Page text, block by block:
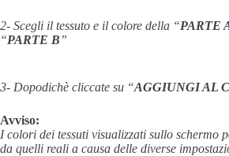
2- Scegli il tessuto e il colore della “PARTE
“PARTE B”
3- Dopodichè cliccate su “AGGIUNGI AL
Avviso:
I colori dei tessuti visualizzati sullo schermo
da quelli reali a causa delle diverse